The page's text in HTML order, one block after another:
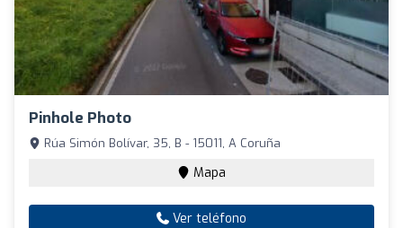
Pinhole Photo
Rúa Simón Bolívar, 35, B - 15011, A Coruña
Mapa
Ver teléfono